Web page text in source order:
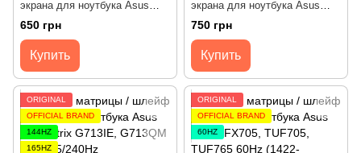
экрана для ноутбука Asus
A509, A516, F509, D515, F515,
K509, M509, M515, R509,
R515, S505, S509, S515, X509,
X515 60Hz (1422-03RJ0AS)
Оригинал от Asus
650 грн
Купить
экрана для ноутбука Asus
TUF Gaming FX505, PX505,
TUF505, TUF565 144Hz (1422-
033V0A2) Оригинал от Asus
750 грн
Купить
ORIGINAL
OFFICIAL BRAND
144HZ
165HZ
ORIGINAL
OFFICIAL BRAND
60HZ